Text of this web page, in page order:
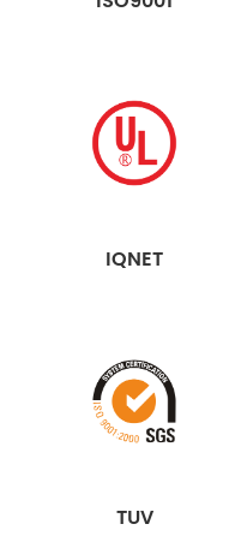
IQNET
TUV